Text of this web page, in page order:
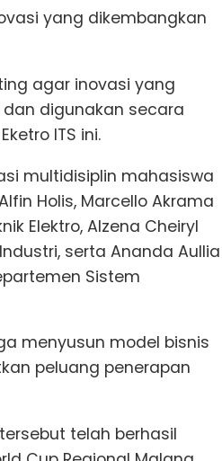
yang dikembangkan
agar inovasi yang
digunakan secara
ITS ini.
multidisiplin mahasiswa
Holis, Marcello Akrama
Elektro, Alzena Cheiryl
serta Ananda Aullia
Sistem
menyusun model bisnis
peluang penerapan
telah berhasil